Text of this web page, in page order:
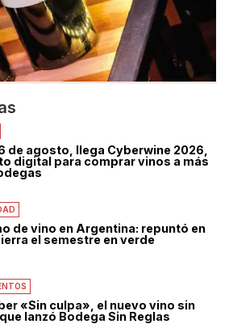
de agosto, llega Cyberwine 2026,
digital para comprar vinos a más
de vino en Argentina: repuntó en
el semestre en verde
«Sin culpa», el nuevo vino sin
lanzó Bodega Sin Reglas